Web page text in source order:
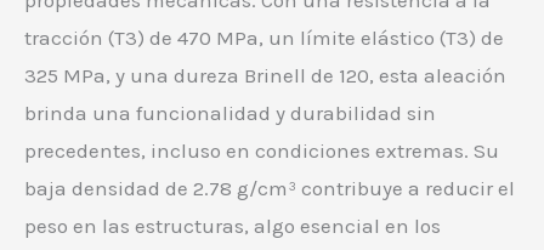
tracción (T3) de 470 MPa, un límite elástico (T3) de
325 MPa, y una dureza Brinell de 120, esta aleación
brinda una funcionalidad y durabilidad sin
precedentes, incluso en condiciones extremas. Su
baja densidad de 2.78 g/cm³ contribuye a reducir el
peso en las estructuras, algo esencial en los